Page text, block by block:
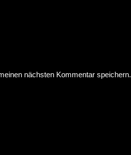
nächsten Kommentar speichern.